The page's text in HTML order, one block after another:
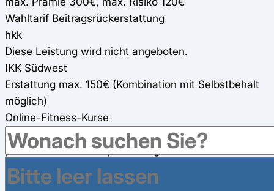
Wahltarif Beitragsrückerstattung
hkk
Diese Leistung wird nicht angeboten.
IKK Südwest
Erstattung max. 150€ (Kombination mit Selbstbehalt
möglich)
Online-Fitness-Kurse
hkk
präventives Ganzkörpertraining oder verschiedene
Rückenkurse
IKK Südwest